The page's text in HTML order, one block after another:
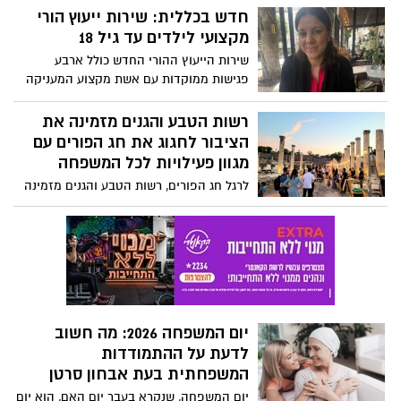
ביום רביעי ה-04/03
חדש בכללית: שירות ייעוץ הורי
מקצועי לילדים עד גיל 18
שירות הייעוץ ההורי החדש כולל ארבע
פגישות ממוקדות עם אשת מקצוע המעניקה
ליווי, הכוונה וכלים מעשיים להורים
בהתמודדות עם אתגרי היום־יום. השירות ניתן
בפריסה רחבה במחוז מרכז בערים ראשון
לציון, קריית מלאכי, אשדוד, רמלה, מודיעין,
מודיעין עילית, לוד ורמלה.
רשות הטבע והגנים מזמינה את
הציבור לחגוג את חג הפורים עם
מגוון פעילויות לכל המשפחה
לרגל חג הפורים, רשות הטבע והגנים מזמינה
את הציבור לחגוג בטבע עם מגוון פעילויות
חווייתיות לכל המשפחה. בגנים הלאומיים
ובשמורות הטבע ברחבי הארץ יתקיימו סיורים
מודרכים, סדנאות יצירה, קריאות מגילה,
מופעי אור-קוליים ופעילויות מיוחדות
בהשראת חודש שמירת הטבע, שהשנה
והתחפושות, האירועים מדגישים את חשיבות
השמירה על הסביבה, החיבור למורשת
וההיסטוריה.
יום המשפחה 2026: מה חשוב
לדעת על ההתמודדות
המשפחתית בעת אבחון סרטן
יום המשפחה, שנקרא בעבר יום האם, הוא יום